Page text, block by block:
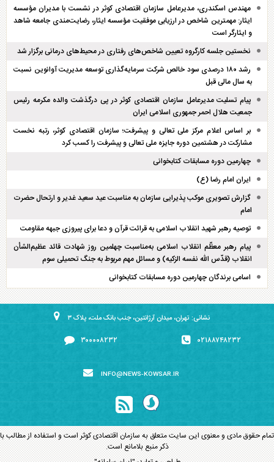
مهندس اسکندری، مدیرعامل سازمان اقتصادی کوثر در نشست با مدیران مؤسسه
ایثار: مهمترین شاخص در ارزیابی موفقیت مؤسسه ایثار، رضایت‌مندی جامعه شاهد
و ایثارگر است
نخستین جلسه کارگروه تعیین شاخص‌های رفتاری در محیط‌های درمانی برگزار شد
رشد ۱۸۰ درصدی سود خالص شرکت سرمایه‌گذاری توسعه مدیریت آوانوین نسبت
به سال مالی قبل
پیام تسلیت مدیرعامل سازمان اقتصادی کوثر در پی درگذشت والده مکرمه رئیس
جمعیت هلال احمر جمهوری اسلامی ایران
بر اساس اعلام مرکز ملی تعالی و پیشرفت؛ سازمان اقتصادی کوثر، رتبه نخست
مشارکت در هشتمین دوره جایزه ملی تعالی و پیشرفت را کسب کرد
چهارمین دوره مسابقات کتابخوانی
ایران امام رضا (ع)
گزارش تصویری موکب پذیرایی سازمان به مناسبت عید سعید غدیر و ارتحال حضرت
امام
توصیه رهبر شهید انقلاب اسلامی به قرائت قرآن و دعا برای پیروزی جبهه مقاومت
پیام رهبر معظّم انقلاب اسلامی به‌مناسبت چهلمین روز شهادت قائد عظیم‌الشأن
انقلاب (قدّس الله نفسه الزکیه) و مسائل مهم مربوط به جنگ تحمیلی سوم
اسامی برندگان چهارمین دوره مسابقات کتابخوانی
نشانی: تهران، میدان آرژانتین، جنب بانک ملت، پلاک ۳
۰۲۱۸۸۷۴۸۲۳۲ ۳۰۰۰۰۸۲۳۲
INFO@NEWS-KOWSAR.IR
تمام حقوق مادی و معنوی این سایت متعلق به سازمان اقتصادی کوثر است و استفاده از مطالب با
ذکر منبع بلامانع است.